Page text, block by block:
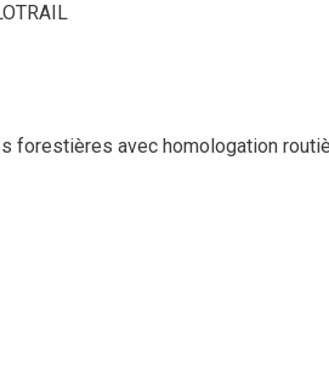
forestières avec homologation